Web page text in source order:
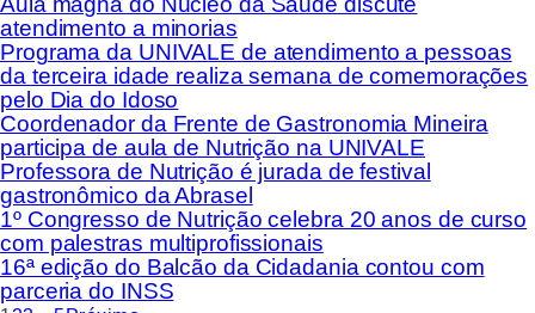
atendimento a minorias
Programa da UNIVALE de atendimento a pessoas
da terceira idade realiza semana de comemorações
pelo Dia do Idoso
Coordenador da Frente de Gastronomia Mineira
participa de aula de Nutrição na UNIVALE
Professora de Nutrição é jurada de festival
gastronômico da Abrasel
1º Congresso de Nutrição celebra 20 anos de curso
com palestras multiprofissionais
16ª edição do Balcão da Cidadania contou com
parceria do INSS